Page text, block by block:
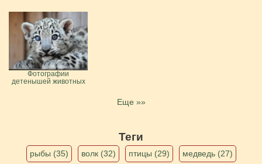
Фотографии
детенышей животных
Еще »»
Теги
рыбы (35) волк (32) птицы (29) медведь (27)